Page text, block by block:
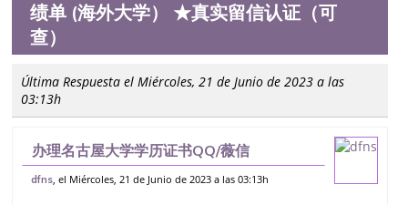
绩单 (海外大学） ★真实留信认证（可
查）
Última Respuesta el Miércoles, 21 de Junio de 2023 a las
03:13h
办理名古屋大学学历证书QQ/薇信
551190476定制日本文凭，购买日本学位
dfns, el Miércoles, 21 de Junio de 2023 a las 03:13h